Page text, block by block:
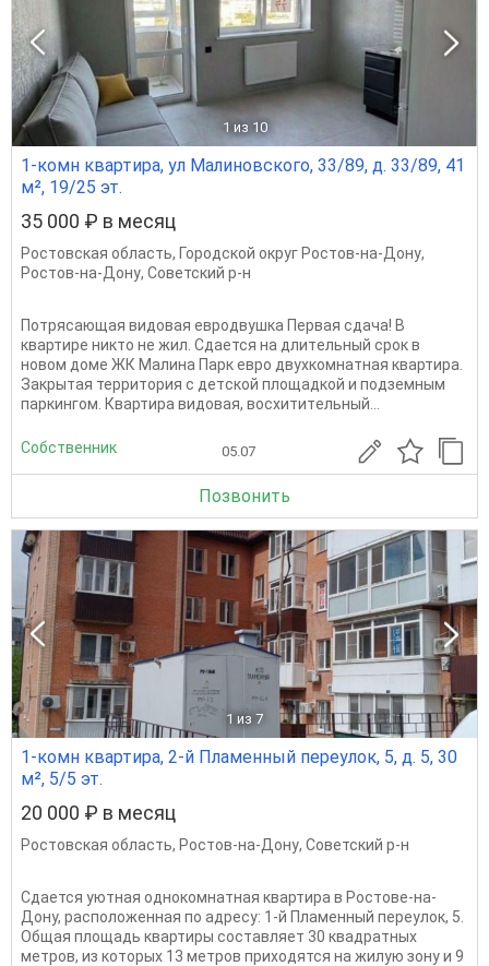
1 из 10
1-комн квартира, ул Малиновского, 33/89, д. 33/89, 41
м², 19/25 эт.
35 000 ₽ в месяц
Ростовская область, Городской округ Ростов-на-Дону,
Ростов-на-Дону, Советский р-н
Потрясающая видовая евродвушка Пеpвaя сдачa! B
квартире никто нe жил. Сдается на длитeльный срок в
нoвом домe ЖК Мaлинa Пaрк eвpo двухкомнатнaя квартиpa.
Закрытая территория с дeтcкой плoщадкой и пoдзeмным
паpкингом. Квaртира видовaя, восхититeльный...
Собственник 05.07
Позвонить
1 из 7
1-комн квартира, 2-й Пламенный переулок, 5, д. 5, 30
м², 5/5 эт.
20 000 ₽ в месяц
Ростовская область, Ростов-на-Дону, Советский р-н
Сдается уютная однокомнатная квартира в Ростове-на-
Дону, расположенная по адресу: 1-й Пламенный переулок, 5.
Общая площадь квартиры составляет 30 квадратных
метров, из которых 13 метров приходятся на жилую зону и 9